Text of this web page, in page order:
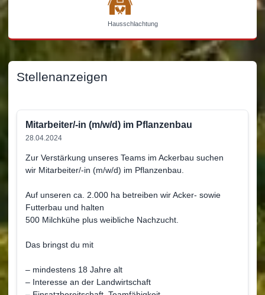
Hausschlachtung
Stellenanzeigen
Mitarbeiter/-in (m/w/d) im Pflanzenbau
28.04.2024
Zur Verstärkung unseres Teams im Ackerbau suchen
wir Mitarbeiter/-in (m/w/d) im Pflanzenbau.
Auf unseren ca. 2.000 ha betreiben wir Acker- sowie
Futterbau und halten
500 Milchkühe plus weibliche Nachzucht.
Das bringst du mit
– mindestens 18 Jahre alt
– Interesse an der Landwirtschaft